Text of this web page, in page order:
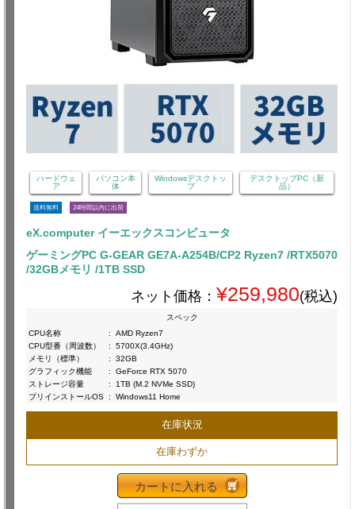
ハードウェ
ア
パソコン本
体
Windowsデスクトッ
プ
デスクトップPC（新
品）
送料無料 24時間以内に出荷
eX.computer イーエックスコンピュータ
ゲーミングPC G-GEAR GE7A-A254B/CP2 Ryzen7 /RTX5070
/32GBメモリ /1TB SSD
ネット価格： ¥259,980(税込)
スペック
CPU名称
:
AMD Ryzen7
CPU型番（周波数）
:
5700X(3.4GHz)
メモリ（標準）
:
32GB
グラフィック機能
:
GeForce RTX 5070
ストレージ容量
:
1TB (M.2 NVMe SSD)
プリインストールOS : Windows11 Home
在庫状況
在庫わずか
カートに入れる